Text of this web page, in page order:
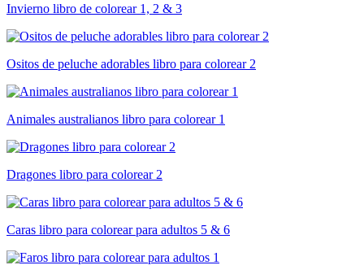
Invierno libro de colorear 1, 2 & 3
Ositos de peluche adorables libro para colorear 2
Animales australianos libro para colorear 1
Dragones libro para colorear 2
Caras libro para colorear para adultos 5 & 6